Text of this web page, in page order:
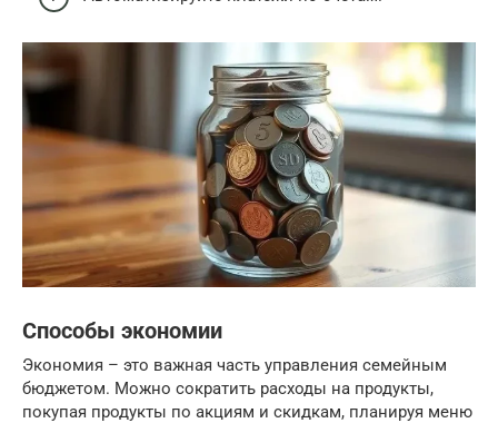
Способы экономии
Экономия – это важная часть управления семейным
бюджетом. Можно сократить расходы на продукты,
покупая продукты по акциям и скидкам, планируя меню